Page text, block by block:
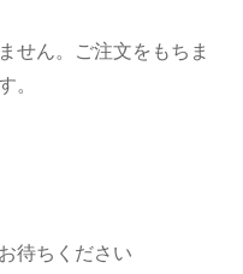
せん。ご注文をもちま
。
待ちください